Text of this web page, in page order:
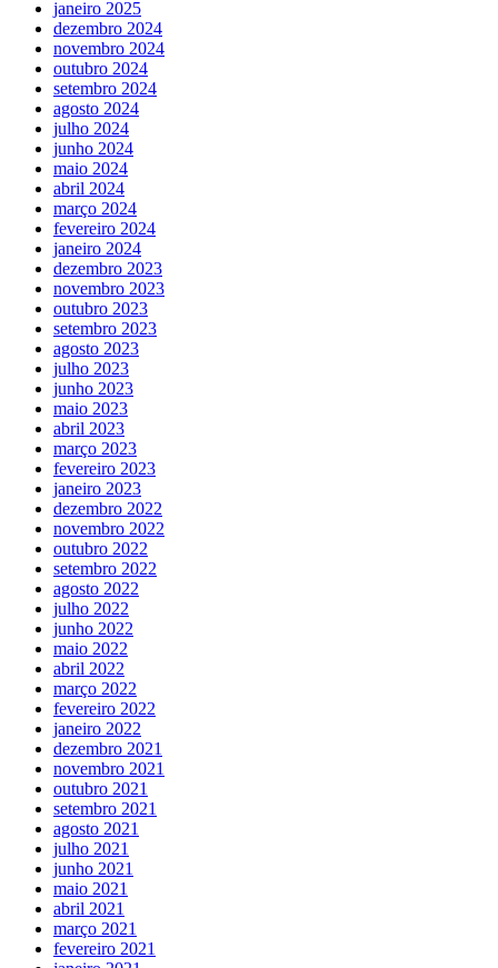
janeiro 2025
dezembro 2024
novembro 2024
outubro 2024
setembro 2024
agosto 2024
julho 2024
junho 2024
maio 2024
abril 2024
março 2024
fevereiro 2024
janeiro 2024
dezembro 2023
novembro 2023
outubro 2023
setembro 2023
agosto 2023
julho 2023
junho 2023
maio 2023
abril 2023
março 2023
fevereiro 2023
janeiro 2023
dezembro 2022
novembro 2022
outubro 2022
setembro 2022
agosto 2022
julho 2022
junho 2022
maio 2022
abril 2022
março 2022
fevereiro 2022
janeiro 2022
dezembro 2021
novembro 2021
outubro 2021
setembro 2021
agosto 2021
julho 2021
junho 2021
maio 2021
abril 2021
março 2021
fevereiro 2021